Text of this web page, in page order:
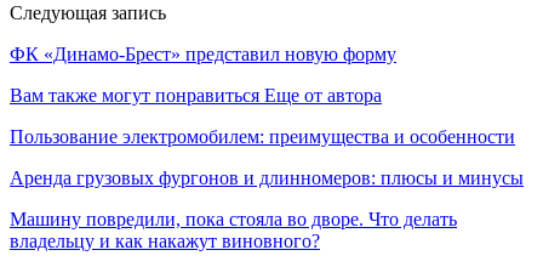
Следующая запись
ФК «Динамо-Брест» представил новую форму
Вам также могут понравиться Еще от автора
Пользование электромобилем: преимущества и особенности
Аренда грузовых фургонов и длинномеров: плюсы и минусы
Машину повредили, пока стояла во дворе. Что делать
владельцу и как накажут виновного?